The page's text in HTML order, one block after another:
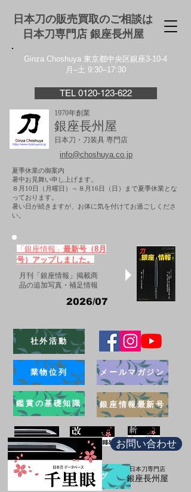
日本刀の販売買取のご相談は
日本刀専門店 銀座⻑州屋
Ginza Choshuya 東京都中央区銀座3-10-4
月–土 9:30–17:30
TEL 0120-123-622
1970年創業
銀座長州屋
日本刀・刀装具 専門店
info@choshuya.co.jp
夏季休業の御案内
暑中お見舞い申し上げます。
８月10日（月曜日）～８月16日（日）まで夏季休業とな
っております。
​暑い日が続きますが、お体に気を付けてお過ごしくださ
い。
「銀座情報」 最新号（8月
号）アップしました。
月刊「銀座情報」掲載商
品の追加写真・補足情報
2026/07
社外活動
業物位列
鑑賞の基礎知識
メールマガジン
銀座情報最新号
ブログ
お問い合わせ
日本刀専門店
​銀座長州屋